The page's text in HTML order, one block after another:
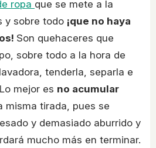
ropa que se mete a la
y sobre todo ¡que no haya
Son quehaceres que
sobre todo a la hora de
tenderla, separla e
mejor es no acumular
misma tirada, pues se
y demasiado aburrido y
mucho más en terminar.